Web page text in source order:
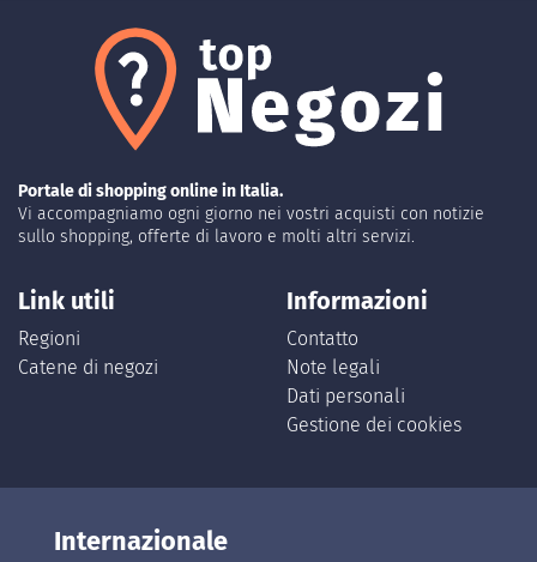
Portale di shopping online in Italia.
Vi accompagniamo ogni giorno nei vostri acquisti con notizie
sullo shopping, offerte di lavoro e molti altri servizi.
Link utili
Regioni
Catene di negozi
Informazioni
Contatto
Note legali
Dati personali
Gestione dei cookies
Internazionale